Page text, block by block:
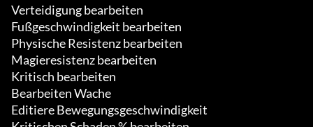
Verteidigung bearbeiten
Fußgeschwindigkeit bearbeiten
Physische Resistenz bearbeiten
Magieresistenz bearbeiten
Kritisch bearbeiten
Bearbeiten Wache
Editiere Bewegungsgeschwindigkeit